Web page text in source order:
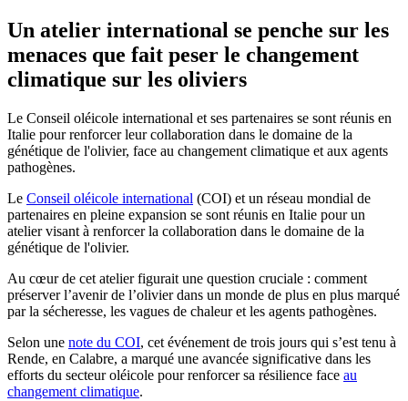
Un atelier international se penche sur les
menaces que fait peser le changement
climatique sur les oliviers
Le Conseil oléicole international et ses partenaires se sont réunis en
Italie pour renforcer leur collaboration dans le domaine de la
génétique de l'olivier, face au changement climatique et aux agents
pathogènes.
Le Conseil oléicole international (COI) et un réseau mondial de
partenaires en pleine expansion se sont réunis en Italie pour un
atelier visant à renforcer la collaboration dans le domaine de la
génétique de l'olivier.
Au cœur de cet atelier figurait une question cruciale : comment
préserver l’avenir de l’olivier dans un monde de plus en plus marqué
par la sécheresse, les vagues de chaleur et les agents pathogènes.
Selon une note du COI, cet événement de trois jours qui s’est tenu à
Rende, en Calabre, a marqué une avancée significative dans les
efforts du secteur oléicole pour renforcer sa résilience face au
changement climatique.